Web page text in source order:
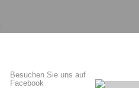
Besuchen Sie uns auf
Facebook